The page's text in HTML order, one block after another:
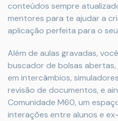
conteúdos sempre
mentores para te ajudar a
aplicação perfeita para o
Além de aulas gravadas,
buscador de bolsas
em intercâmbios,
revisão de documentos, e
Comunidade M60, um
interações entre alunos e